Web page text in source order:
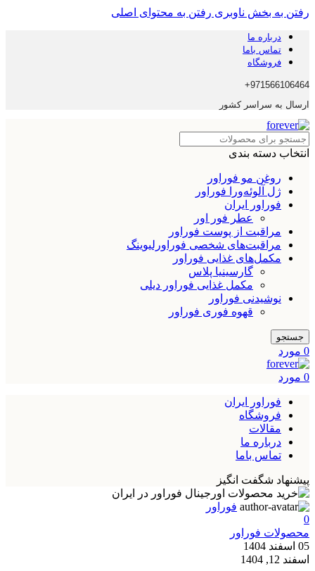
رفتن به بخش ناوبری رفتن به محتوای اصلی
درباره ما
تماس باما
فروشگاه
971566106464+
ارسال به سراسر کشور
انتخاب دسته بندی
روغن مو فوراور
ژل آلوئه‌ورا فوراور
فوراور ایران
عطر فور اور
مراقبت از پوست فوراور
مراقبت‌های شخصی فوراورلیوینگ
مکمل‌های غذایی فوراور
گارسینیا پلاس
مکمل غذایی فوراور دیلی
نوشیدنی فوراور
قهوه فوری فوراور
جستجو
0 مورد
0 مورد
فوراور ایران
فروشگاه
مقالات
درباره ما
تماس باما
پیشنهاد شگفت انگیز
فوراور
0
محصولات فوراور
05 اسفند 1404
اسفند 12, 1404